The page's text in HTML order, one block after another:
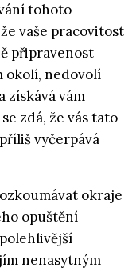
tohoto
vaše pracovitost
připravenost
okolí, nedovolí
získává vám
zdá, že vás tato
vyčerpává
okraje
opuštění
nenasytným